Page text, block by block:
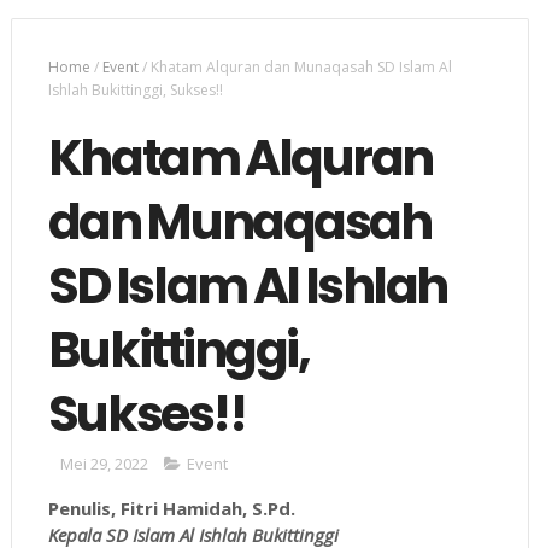
Home / Event/ Khatam Alquran dan Munaqasah SD Islam Al
Ishlah Bukittinggi, Sukses!!
Khatam Alquran
dan Munaqasah
SD Islam Al Ishlah
Bukittinggi,
Sukses!!
Mei 29, 2022 Event
Penulis, Fitri Hamidah, S.Pd.
Kepala SD Islam Al Ishlah Bukittinggi